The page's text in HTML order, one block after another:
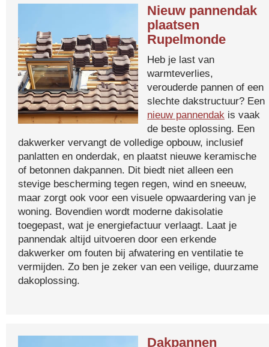
Nieuw pannendak
plaatsen
Rupelmonde
Heb je last van
warmteverlies,
verouderde pannen of een
slechte dakstructuur? Een
nieuw pannendak is vaak
de beste oplossing. Een
dakwerker vervangt de volledige opbouw, inclusief
panlatten en onderdak, en plaatst nieuwe keramische
of betonnen dakpannen. Dit biedt niet alleen een
stevige bescherming tegen regen, wind en sneeuw,
maar zorgt ook voor een visuele opwaardering van je
woning. Bovendien wordt moderne dakisolatie
toegepast, wat je energiefactuur verlaagt. Laat je
pannendak altijd uitvoeren door een erkende
dakwerker om fouten bij afwatering en ventilatie te
vermijden. Zo ben je zeker van een veilige, duurzame
dakoplossing.
Dakpannen